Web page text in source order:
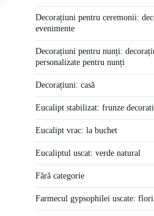
Decorațiuni pentru ceremonii:
evenimente
Decorațiuni pentru nunți:
personalizate pentru nunți
Decorațiuni: casă
Eucalipt stabilizat: frunze
Eucalipt vrac: la buchet
Eucaliptul uscat: verde natural
Fără categorie
Farmecul gypsophilei uscate: